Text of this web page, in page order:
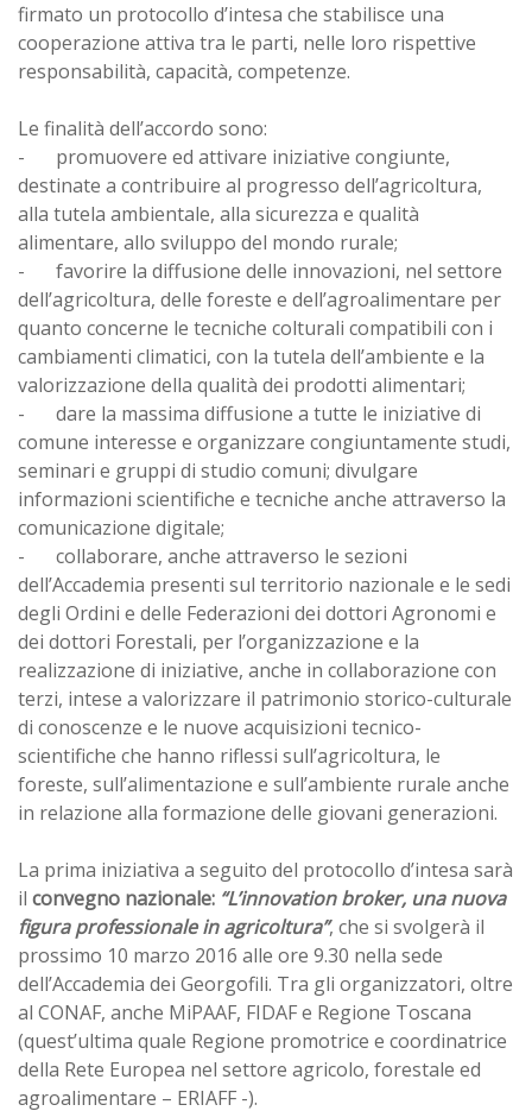
firmato un protocollo d’intesa che stabilisce una
cooperazione attiva tra le parti, nelle loro rispettive
responsabilità, capacità, competenze.
Le finalità dell’accordo sono:
-
promuovere ed attivare iniziative congiunte,
destinate a contribuire al progresso dell’agricoltura,
alla tutela ambientale, alla sicurezza e qualità
alimentare, allo sviluppo del mondo rurale;
-
favorire la diffusione delle innovazioni, nel settore
dell’agricoltura, delle foreste e dell’agroalimentare per
quanto concerne le tecniche colturali compatibili con i
cambiamenti climatici, con la tutela dell’ambiente e la
valorizzazione della qualità dei prodotti alimentari;
-
dare la massima diffusione a tutte le iniziative di
comune interesse e organizzare congiuntamente studi,
seminari e gruppi di studio comuni; divulgare
informazioni scientifiche e tecniche anche attraverso la
comunicazione digitale;
-
collaborare, anche attraverso le sezioni
dell’Accademia presenti sul territorio nazionale e le sedi
degli Ordini e delle Federazioni dei dottori Agronomi e
dei dottori Forestali, per l’organizzazione e la
realizzazione di iniziative, anche in collaborazione con
terzi, intese a valorizzare il patrimonio storico-culturale
di conoscenze e le nuove acquisizioni tecnico-
scientifiche che hanno riflessi sull’agricoltura, le
foreste, sull’alimentazione e sull’ambiente rurale anche
in relazione alla formazione delle giovani generazioni.
La prima iniziativa a seguito del protocollo d’intesa sarà
il convegno nazionale: “L’innovation broker, una nuova
figura professionale in agricoltura”, che si svolgerà il
prossimo 10 marzo 2016 alle ore 9.30 nella sede
dell’Accademia dei Georgofili. Tra gli organizzatori, oltre
al CONAF, anche MiPAAF, FIDAF e Regione Toscana
(quest’ultima quale Regione promotrice e coordinatrice
della Rete Europea nel settore agricolo, forestale ed
agroalimentare – ERIAFF -).